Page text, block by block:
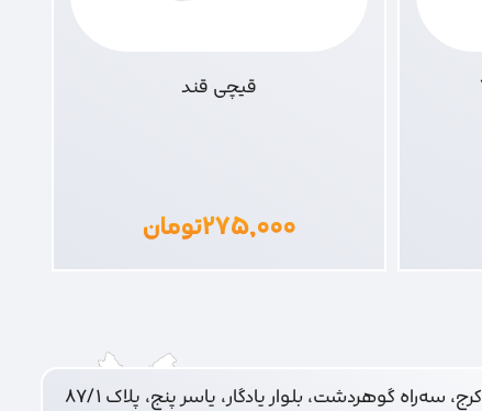
قیچی قند
۲۷۵,۰۰۰تومان
کرج، سه‌راه گوهردشت، بلوار یادگار، یاسر پنج، پلاک ۸۷/۱